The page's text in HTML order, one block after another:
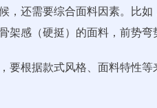
，还需要综合面料因素。比
架感（硬挺）的面料，前势弯
要根据款式风格、面料特性